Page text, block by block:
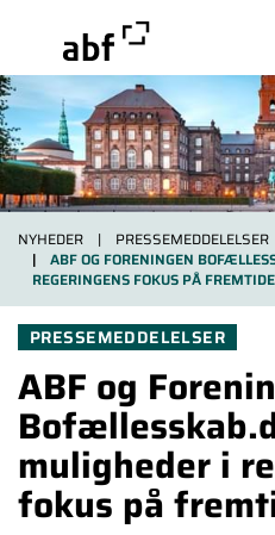
NYHEDER PRESSEMEDDELELSER
ABF OG FORENINGEN
REGERINGENS FOKUS PÅ
PRESSEMEDDELELSER
ABF og
muligheder i
fokus på